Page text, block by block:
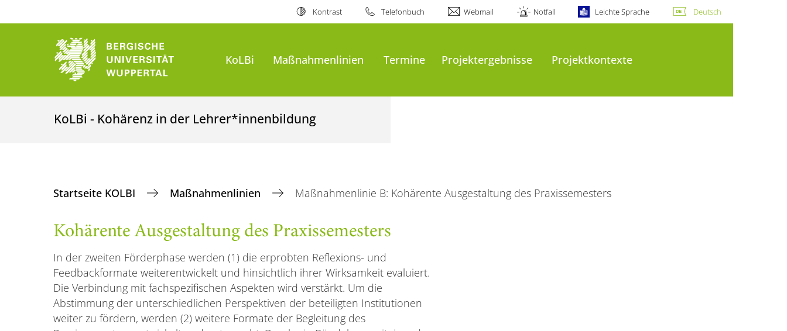
Kontrast Telefonbuch Webmail Notfall Leichte Sprache Deutsch
KoLBi Maßnahmenlinien Termine Projektergebnisse Projektkontexte
KoLBi - Kohärenz in der Lehrer*innenbildung
Startseite KOLBI Maßnahmenlinien Maßnahmenlinie B: Kohärente Ausgestaltung des Praxissemesters
Kohärente Ausgestaltung des Praxissemesters
In der zweiten Förderphase werden (1) die erprobten Reflexions- und
Feedbackformate weiterentwickelt und hinsichtlich ihrer Wirksamkeit evaluiert.
Die Verbindung mit fachspezifischen Aspekten wird verstärkt. Um die
Abstimmung der unterschiedlichen Perspektiven der beteiligten Institutionen
weiter zu fördern, werden (2) weitere Formate der Begleitung des